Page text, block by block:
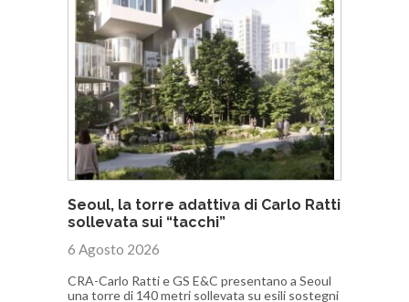
Seoul, la torre adattiva di Carlo Ratti
sollevata sui “tacchi”
6 Agosto 2026
CRA-Carlo Ratti e GS E&C presentano a Seoul
una torre di 140 metri sollevata su esili sostegni